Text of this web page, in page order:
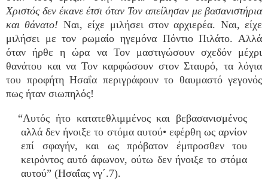
Χριστός δεν έκανε έτσι όταν Τον απείλησαν με βασανιστήρια
και θάνατο! Ναι, είχε μιλήσει στον αρχιερέα. Ναι, είχε
μιλήσει με τον ρωμαίο ηγεμόνα Πόντιο Πιλάτο. Αλλά
όταν ήρθε η ώρα να Τον μαστιγώσουν σχεδόν μέχρι
θανάτου και να Τον καρφώσουν στον Σταυρό, τα λόγια
του προφήτη Ησαΐα περιγράφουν το θαυμαστό γεγονός
πως ήταν σιωπηλός!
“Αυτός ήτο κατατεθλιμμένος και βεβασανισμένος
αλλά δεν ήνοιξε το στόμα αυτού• εφέρθη ως αρνίον
επί σφαγήν, και ως πρόβατον έμπροσθεν του
κειρόντος αυτό άφωνον, ούτω δεν ήνοιξε το στόμα
αυτού” (Ησαΐας νγ΄.7).